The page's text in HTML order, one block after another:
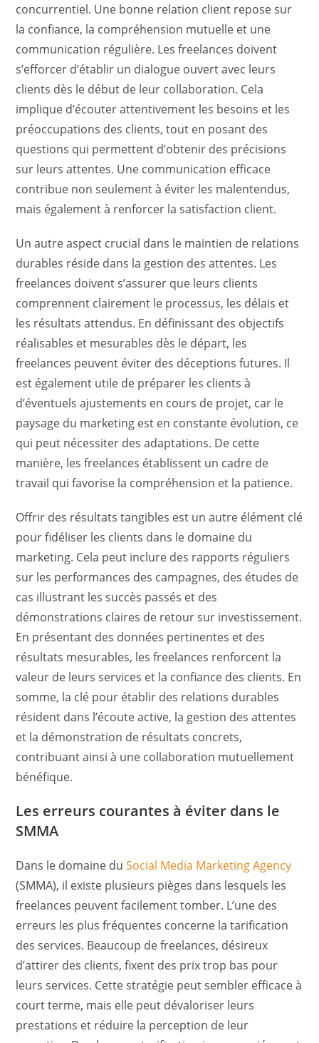
concurrentiel. Une bonne relation client repose sur
la confiance, la compréhension mutuelle et une
communication régulière. Les freelances doivent
s’efforcer d’établir un dialogue ouvert avec leurs
clients dès le début de leur collaboration. Cela
implique d’écouter attentivement les besoins et les
préoccupations des clients, tout en posant des
questions qui permettent d’obtenir des précisions
sur leurs attentes. Une communication efficace
contribue non seulement à éviter les malentendus,
mais également à renforcer la satisfaction client.
Un autre aspect crucial dans le maintien de relations
durables réside dans la gestion des attentes. Les
freelances doivent s’assurer que leurs clients
comprennent clairement le processus, les délais et
les résultats attendus. En définissant des objectifs
réalisables et mesurables dès le départ, les
freelances peuvent éviter des déceptions futures. Il
est également utile de préparer les clients à
d’éventuels ajustements en cours de projet, car le
paysage du marketing est en constante évolution, ce
qui peut nécessiter des adaptations. De cette
manière, les freelances établissent un cadre de
travail qui favorise la compréhension et la patience.
Offrir des résultats tangibles est un autre élément clé
pour fidéliser les clients dans le domaine du
marketing. Cela peut inclure des rapports réguliers
sur les performances des campagnes, des études de
cas illustrant les succès passés et des
démonstrations claires de retour sur investissement.
En présentant des données pertinentes et des
résultats mesurables, les freelances renforcent la
valeur de leurs services et la confiance des clients. En
somme, la clé pour établir des relations durables
résident dans l’écoute active, la gestion des attentes
et la démonstration de résultats concrets,
contribuant ainsi à une collaboration mutuellement
bénéfique.
Les erreurs courantes à éviter dans le
SMMA
Dans le domaine duSocial Media Marketing Agency
(SMMA), il existe plusieurs pièges dans lesquels les
freelances peuvent facilement tomber. L’une des
erreurs les plus fréquentes concerne la tarification
des services. Beaucoup de freelances, désireux
d’attirer des clients, fixent des prix trop bas pour
leurs services. Cette stratégie peut sembler efficace à
court terme, mais elle peut dévaloriser leurs
prestations et réduire la perception de leur